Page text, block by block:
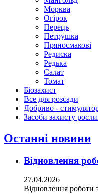
Морква
Огірок
Перець
Петрушка
Пряносмакові
Редиска
Редька
Салат
Томат
Біозахист
Все для розсади
Добриво -
Засоби захисту
Останні новини
Відновлення
27.04.2026
Відновлення роботи